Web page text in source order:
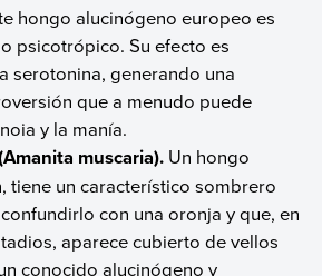
hongo alucinógeno europeo es
psicotrópico. Su efecto es
serotonina, generando una
que a menudo puede
y la manía.
muscaria). Un hongo
tiene un característico sombrero
con una oronja y que, en
aparece cubierto de vellos
conocido alucinógeno y